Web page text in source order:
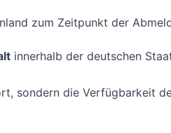
zum Zeitpunkt der
innerhalb der deutschen
sondern die Verfügbarkeit